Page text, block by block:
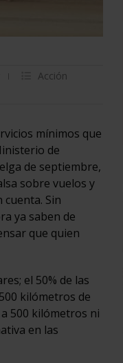
Acción
mínimos que
de
de septiembre,
sobre vuelos y
Sin
ya saben de
que quien
el 50% de las
kilómetros de
500 kilómetros ni
en las